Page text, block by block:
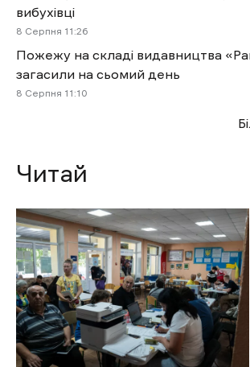
вибухівці
8 Cерпня 11:26
Пожежу на складі видавництва
загасили на сьомий день
8 Cерпня 11:10
Читай